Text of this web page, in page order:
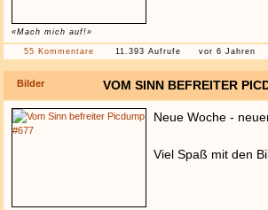
«Mach mich auf!»
55 Kommentare 11.393 Aufrufe vor 6 Jahren
Bilder VOM SINN BEFREITER
Neue Woche -
Viel Spaß mit den